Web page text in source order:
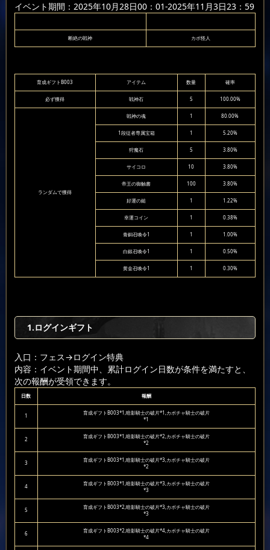
イベント期間：2025年10月28日00：01-2025年11月3日23：59
断絶の戦神 カボ怪人
育成ギフトB003 アイテム 数量 確率
必ず獲得 戦神石 5 100.00%
ランダムで獲得
戦神の魂 1 80.00%
1段従者専属宝箱 1 5.20%
狩魔石 5 3.80%
サイコロ 10 3.80%
帝王の御触書 100 3.80%
好運の鎚 1 1.22%
幸運コイン 1 0.38%
青銅召喚令1 1 1.00%
白銀召喚令1 1 0.50%
黄金召喚令1 1 0.30%
1.ログインギフト
入口：フェス→ログイン特典
内容：イベント期間中、累計ログイン日数が条件を満たすと、
次の報酬が受領できます。
日数 報酬
1
育成ギフトB003*1,暗影騎士の破片*1,カボチャ騎士の破片
*1
2
育成ギフトB003*1,暗影騎士の破片*2,カボチャ騎士の破片
*2
3
育成ギフトB003*1,暗影騎士の破片*3,カボチャ騎士の破片
*2
4
育成ギフトB003*1,暗影騎士の破片*3,カボチャ騎士の破片
*3
5
育成ギフトB003*2,暗影騎士の破片*3,カボチャ騎士の破片
*3
6
育成ギフトB003*2,暗影騎士の破片*4,カボチャ騎士の破片
*4